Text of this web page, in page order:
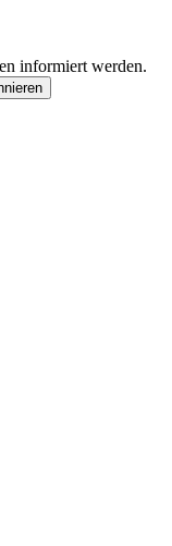
informiert werden.